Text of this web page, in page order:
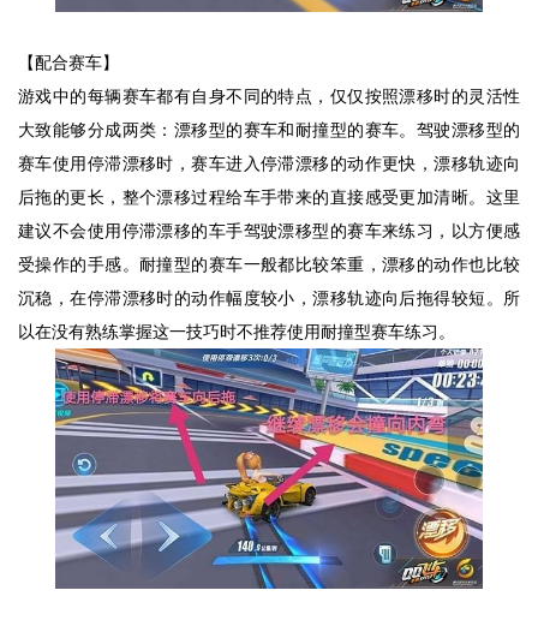
【配合赛车】
游戏中的每辆赛车都有自身不同的特点，仅仅按照漂移时的灵活性
大致能够分成两类：漂移型的赛车和耐撞型的赛车。驾驶漂移型的
赛车使用停滞漂移时，赛车进入停滞漂移的动作更快，漂移轨迹向
后拖的更长，整个漂移过程给车手带来的直接感受更加清晰。这里
建议不会使用停滞漂移的车手驾驶漂移型的赛车来练习，以方便感
受操作的手感。耐撞型的赛车一般都比较笨重，漂移的动作也比较
沉稳，在停滞漂移时的动作幅度较小，漂移轨迹向后拖得较短。所
以在没有熟练掌握这一技巧时不推荐使用耐撞型赛车练习。